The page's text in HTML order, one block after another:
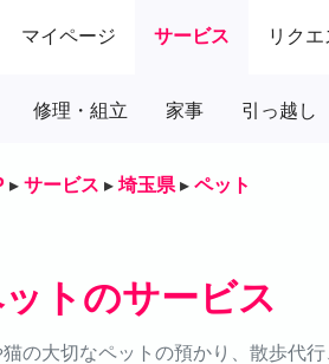
マイページ サービス リクエ
修理・組立 家事 引っ越し
▸ サービス ▸ 埼玉県 ▸ ペット
トのサービス
猫の大切なペットの預かり、散歩代